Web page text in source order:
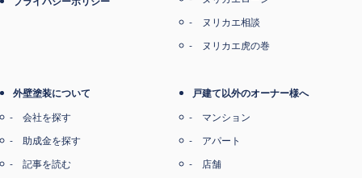
ヌリカエ相談
ヌリカエ虎の巻
外壁塗装について
会社を探す
助成金を探す
記事を読む
戸建て以外のオーナー様へ
マンション
アパート
店舗